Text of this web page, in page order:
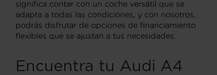
significa contar con un coche versátil que se
adapta a todas las condiciones, y con nosotros,
podrás disfrutar de opciones de financiamiento
flexibles que se ajustan a tus necesidades.
Encuentra tu Audi A4